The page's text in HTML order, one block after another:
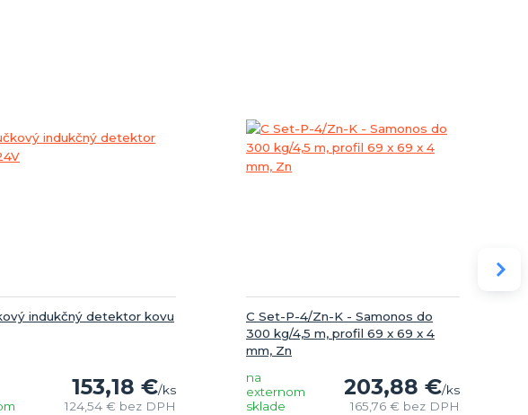
indukčný detektor kovu
153,18 €/ks
124,54 € bez DPH
C Set-P-4/Zn-K - Samonos do
300 kg/4,5 m, profil 69 x 69 x 4
mm, Zn
203,88 €/ks
165,76 € bez DPH
na
externom
sklade